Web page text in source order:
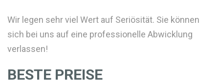
Wir legen sehr viel Wert auf Seriösität. Sie können
sich bei uns auf eine professionelle Abwicklung
verlassen!
BESTE PREISE